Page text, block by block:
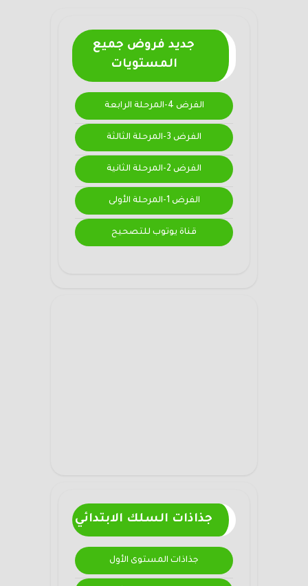
جديد فروض جميع
المستويات
الفرض 4-المرحلة الرابعة
الفرض 3-المرحلة الثالثة
الفرض 2-المرحلة الثانية
الفرض 1-المرحلة الأولى
قناة يوتوب للتصحيح
جذاذات السلك الابتدائي
جذاذات المستوى الأول